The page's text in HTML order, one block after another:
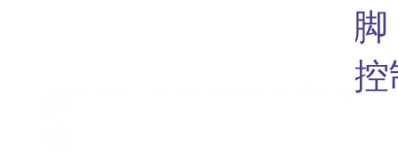
CS ：SPI片选引脚
DC ：数据/命令控